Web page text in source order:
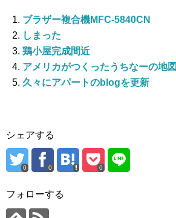
ブラザー複合機MFC-5840CN
しまった
鶏小屋完成間近
アメリカがつくったうちなーの地図
久々にアパートのblogを更新
シェアする
0 0 0
フォローする